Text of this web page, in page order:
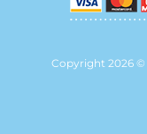
Copyright 2026 ©